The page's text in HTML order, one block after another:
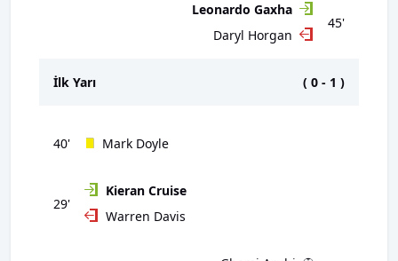
45'
Leonardo Gaxha
Daryl Horgan
İlk Yarı ( 0 - 1 )
40' Mark Doyle
29'
Kieran Cruise
Warren Davis